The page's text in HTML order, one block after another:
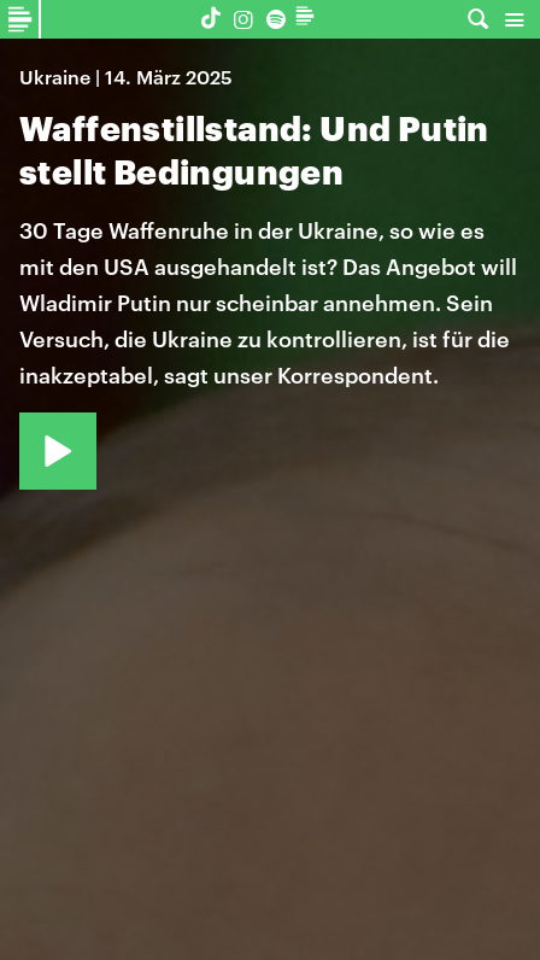
Ukraine | 14. März 2025
Waffenstillstand: Und Putin
stellt Bedingungen
30 Tage Waffenruhe in der Ukraine, so wie es
mit den USA ausgehandelt ist? Das Angebot will
Wladimir Putin nur scheinbar annehmen. Sein
Versuch, die Ukraine zu kontrollieren, ist für die
inakzeptabel, sagt unser Korrespondent.